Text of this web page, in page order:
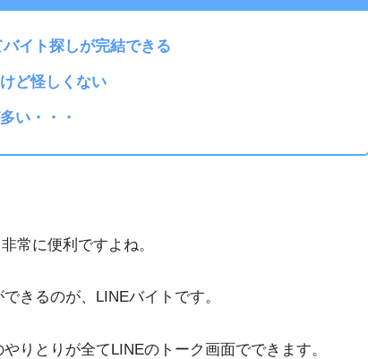
イト探しが完結できる
ど怪しくない
い・・・
常に便利ですよね。
きるのが、LINEバイトです。
りとりが全てLINEのトーク画面でできます。